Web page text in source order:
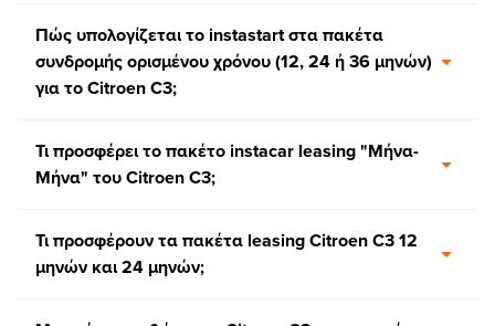
Πώς υπολογίζεται το instastart στα πακέτα
συνδρομής ορισμένου χρόνου (12, 24 ή 36 μηνών)
για το Citroen C3;
Τι προσφέρει το πακέτο instacar leasing "Μήνα-
Μήνα" του Citroen C3;
Τι προσφέρουν τα πακέτα leasing Citroen C3 12
μηνών και 24 μηνών;